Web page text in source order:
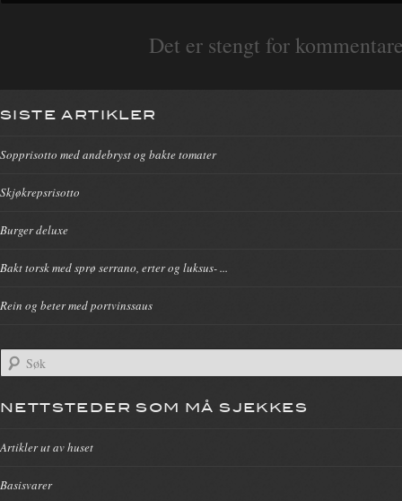
Det er stengt for
SISTE ARTIKLER
Sopprisotto med andebryst og bakte tomater
Skjøkrepsrisotto
Burger deluxe
Bakt torsk med sprø serrano, erter og luksus- ...
Rein og beter med portvinssaus
NETTSTEDER SOM MÅ SJEKKES
Artikler ut av huset
Basisvarer